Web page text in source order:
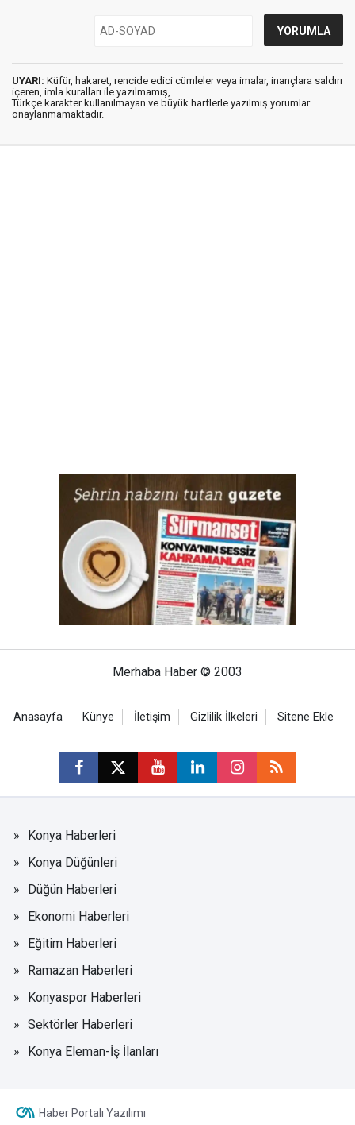
UYARI: Küfür, hakaret, rencide edici cümleler veya imalar, inançlara saldırı
içeren, imla kuralları ile yazılmamış,
Türkçe karakter kullanılmayan ve büyük harflerle yazılmış yorumlar
onaylanmamaktadır.
Merhaba Haber © 2003
Anasayfa Künye İletişim Gizlilik İlkeleri Sitene Ekle
Konya Haberleri
Konya Düğünleri
Düğün Haberleri
Ekonomi Haberleri
Eğitim Haberleri
Ramazan Haberleri
Konyaspor Haberleri
Sektörler Haberleri
Konya Eleman-İş İlanları
Haber Portalı Yazılımı